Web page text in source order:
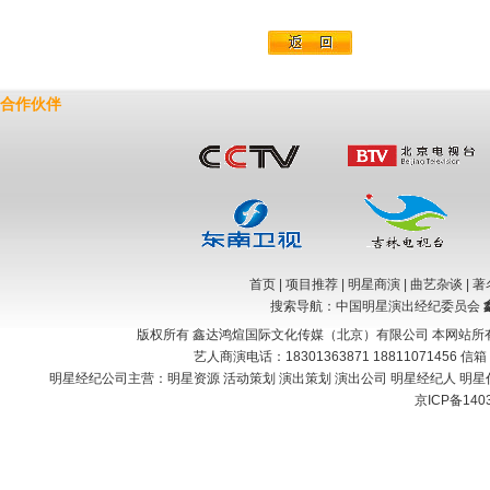
合作伙伴
首页| 项目推荐| 明星商演| 曲艺杂谈
著
搜索导航：中国明星演出经纪委员会
版权所有 鑫达鸿煊国际文化传媒（北京）有限公司 本网站
艺人商演电话：18301363871 18811071456 信箱
明星经纪公司主营： 明星资源 活动策划 演出策划 演出公司 明星经纪人 明
京ICP备